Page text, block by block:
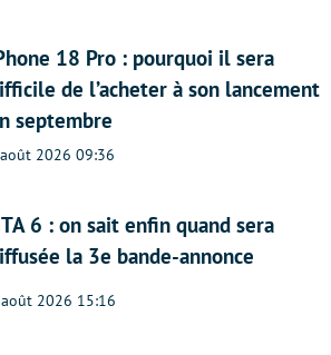
18 Pro : pourquoi il sera
de l’acheter à son lancement
septembre
2026 09:36
6 : on sait enfin quand sera
la 3e bande-annonce
2026 15:16